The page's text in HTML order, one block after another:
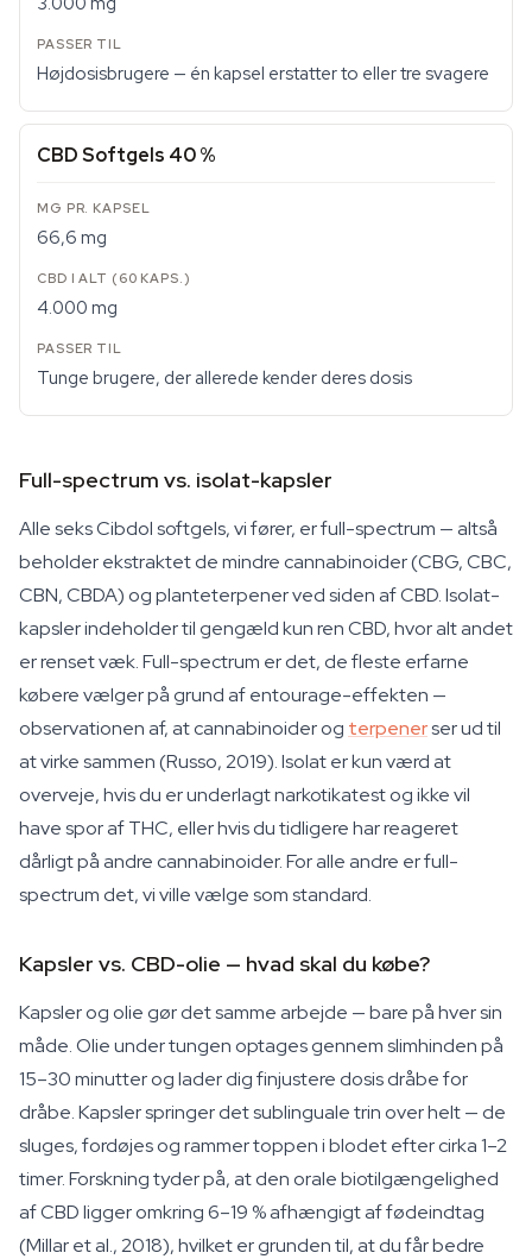
Højdosisbrugere — én kapsel erstatter to eller tre svagere
CBD Softgels 40 %
66,6 mg
4.000 mg
Tunge brugere, der allerede kender deres dosis
Full-spectrum vs. isolat-kapsler
Alle seks Cibdol softgels, vi fører, er full-spectrum — altså
beholder ekstraktet de mindre cannabinoider (CBG, CBC,
CBN, CBDA) og planteterpener ved siden af CBD. Isolat-
kapsler indeholder til gengæld kun ren CBD, hvor alt andet
er renset væk. Full-spectrum er det, de fleste erfarne
købere vælger på grund af entourage-effekten —
observationen af, at cannabinoider og terpenerser ud til
at virke sammen (Russo, 2019). Isolat er kun værd at
overveje, hvis du er underlagt narkotikatest og ikke vil
have spor af THC, eller hvis du tidligere har reageret
dårligt på andre cannabinoider. For alle andre er full-
spectrum det, vi ville vælge som standard.
Kapsler vs. CBD-olie — hvad skal du købe?
Kapsler og olie gør det samme arbejde — bare på hver sin
måde. Olie under tungen optages gennem slimhinden på
15–30 minutter og lader dig finjustere dosis dråbe for
dråbe. Kapsler springer det sublinguale trin over helt — de
sluges, fordøjes og rammer toppen i blodet efter cirka 1–2
timer. Forskning tyder på, at den orale biotilgængelighed
af CBD ligger omkring 6–19 % afhængigt af fødeindtag
(Millar et al., 2018), hvilket er grunden til, at du får bedre